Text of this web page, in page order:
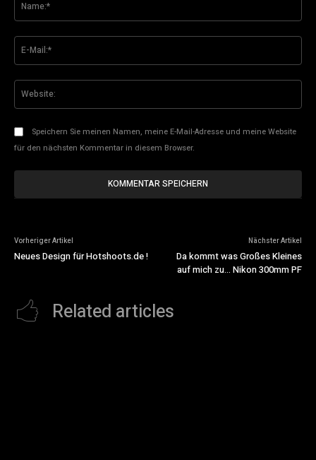
Speichern Sie meinen Namen, meine E-Mail-Adresse und meine Website
für den nächsten Kommentar in diesem Browser.
Vorheriger Artikel
Neues Design für Hotshoots.de !
Nächster Artikel
Da kommt was Großes Kleines
auf mich zu… Nikon 300mm PF
Related articles